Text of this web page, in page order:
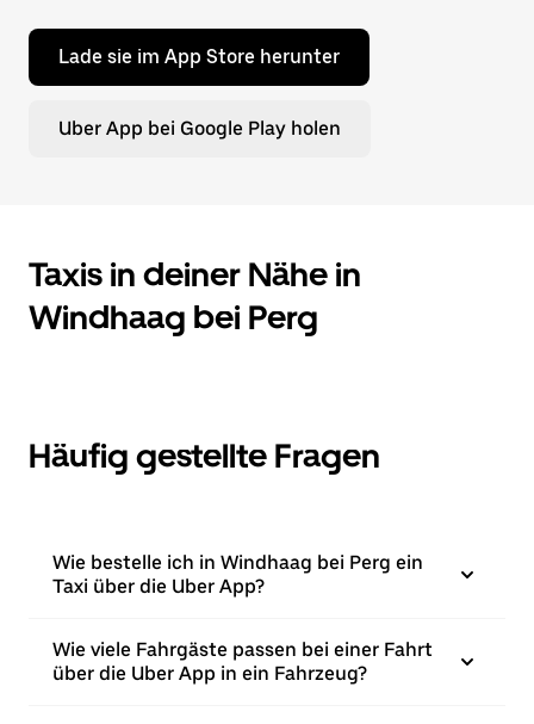
und
Datum
Drücke
zu
schließen.
Lade sie im App Store herunter
Uber App bei Google Play holen
Taxis in deiner Nähe in
Windhaag bei Perg
Häufig gestellte Fragen
Wie bestelle ich in Windhaag bei Perg ein
Taxi über die Uber App?
Wie viele Fahrgäste passen bei einer Fahrt
über die Uber App in ein Fahrzeug?